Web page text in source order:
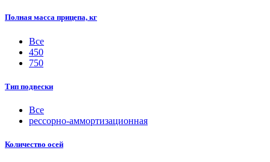
Полная масса прицепа, кг
Все
450
750
Тип подвески
Все
рессорно-аммортизационная
Количество осей